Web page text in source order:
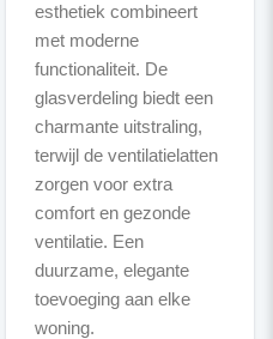
esthetiek combineert
met moderne
functionaliteit. De
glasverdeling biedt een
charmante uitstraling,
terwijl de ventilatielatten
zorgen voor extra
comfort en gezonde
ventilatie. Een
duurzame, elegante
toevoeging aan elke
woning.